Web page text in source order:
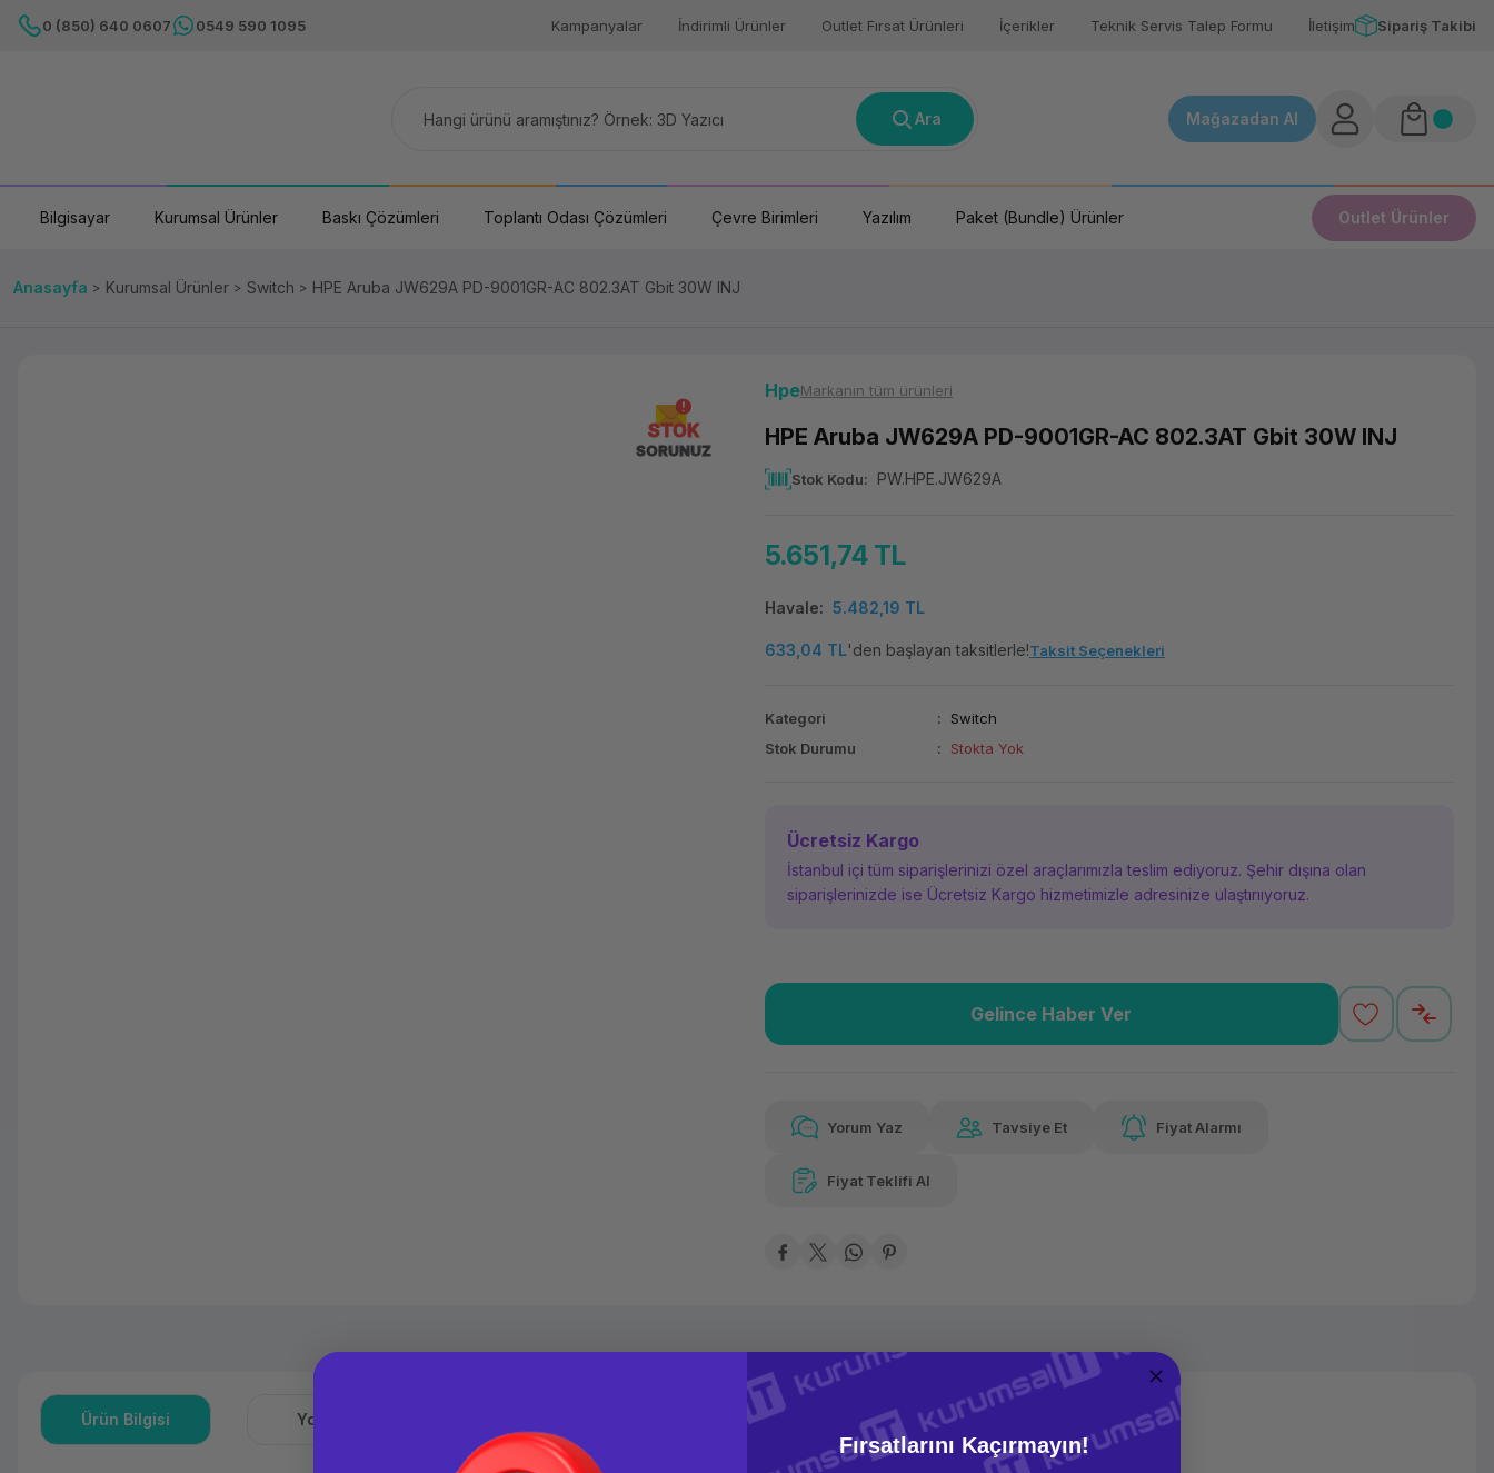
0 (850) 640 0607 0549 590 1095 Kampanyalar İndirimli Ürünler Outlet Fırsat Ürünleri İçerikler Teknik Servis Talep Formu İletişim Sipariş Takibi
Ara Mağazadan Al
Bilgisayar Kurumsal Ürünler Baskı Çözümleri Toplantı Odası Çözümleri Çevre Birimleri Yazılım Paket (Bundle) Ürünler Outlet Ürünler
Anasayfa Kurumsal Ürünler Switch HPE Aruba JW629A PD-9001GR-AC 802.3AT Gbit 30W INJ
STOK
SORUNUZ
HpeMarkanın tüm ürünleri
HPE Aruba JW629A PD-9001GR-AC 802.3AT Gbit 30W INJ
Stok Kodu PW.HPE.JW629A
5.651,74 TL
Havale 5.482,19 TL
633,04 TL'den başlayan taksitlerle!Taksit Seçenekleri
Kategori
Switch
Stok Durumu
Stokta Yok
Ücretsiz Kargo
İstanbul içi tüm siparişlerinizi özel araçlarımızla teslim ediyoruz. Şehir dışına olan
siparişlerinizde ise Ücretsiz Kargo hizmetimizle adresinize ulaştırııyoruz.
633,04 TL
Gelince Haber Ver
Yorum Yaz Tavsiye Et Fiyat Alarmı
Fiyat Teklifi Al
Ürün Bilgisi Yorumlar Taksit Seçenekleri
Fırsatlarını Kaçırmayın!